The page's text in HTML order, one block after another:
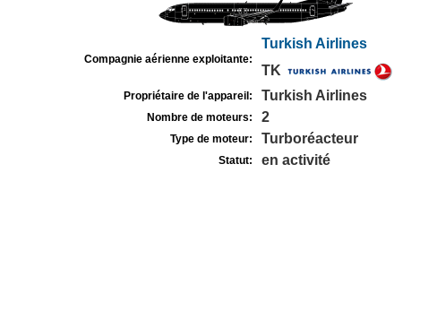
Compagnie aérienne exploitante:
Turkish Airlines
TK
Propriétaire de l'appareil: Turkish Airlines
Nombre de moteurs: 2
Type de moteur: Turboréacteur
Statut: en activité